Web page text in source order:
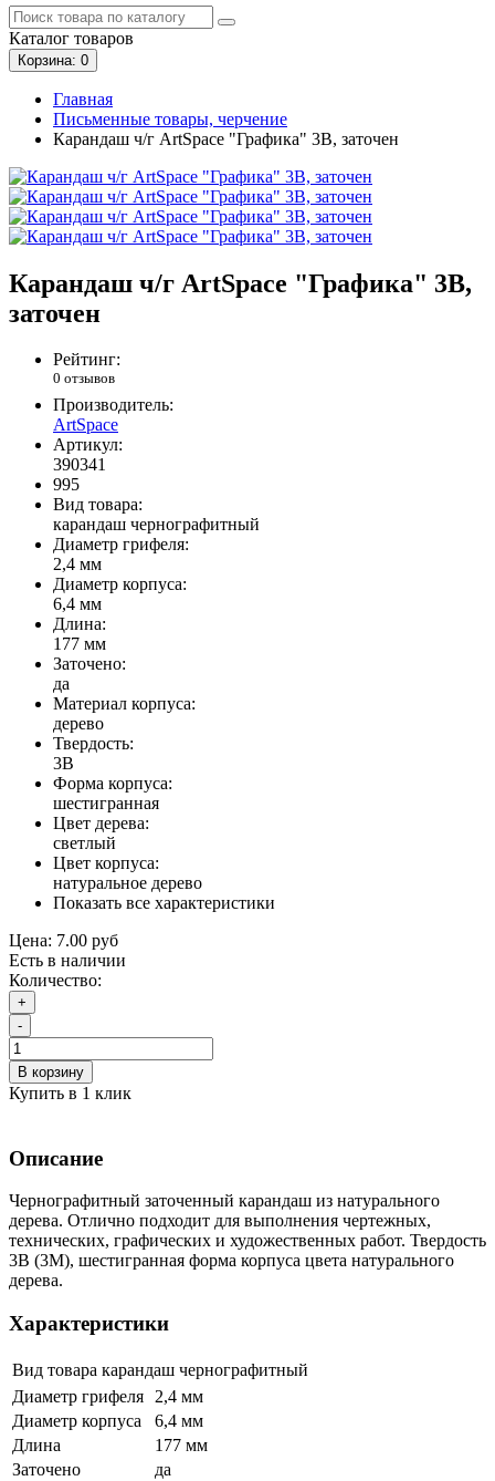
Каталог товаров
Корзина: 0
Главная
Письменные товары, черчение
Карандаш ч/г ArtSpace "Графика" 3B, заточен
Карандаш ч/г ArtSpace "Графика" 3B,
заточен
Рейтинг:
0 отзывов
Производитель:
ArtSpace
Артикул:
390341
995
Вид товара:
карандаш чернографитный
Диаметр грифеля:
2,4 мм
Диаметр корпуса:
6,4 мм
Длина:
177 мм
Заточено:
да
Материал корпуса:
дерево
Твердость:
3B
Форма корпуса:
шестигранная
Цвет дерева:
светлый
Цвет корпуса:
натуральное дерево
Показать все характеристики
Цена: 7.00 руб
Есть в наличии
Количество:
+
-
В корзину
Купить в 1 клик
Описание
Чернографитный заточенный карандаш из натурального
дерева. Отлично подходит для выполнения чертежных,
технических, графических и художественных работ. Твердость
3B (3М), шестигранная форма корпуса цвета натурального
дерева.
Характеристики
Вид товара карандаш чернографитный
Диаметр грифеля
2,4 мм
Диаметр корпуса
6,4 мм
Длина
177 мм
Заточено
да